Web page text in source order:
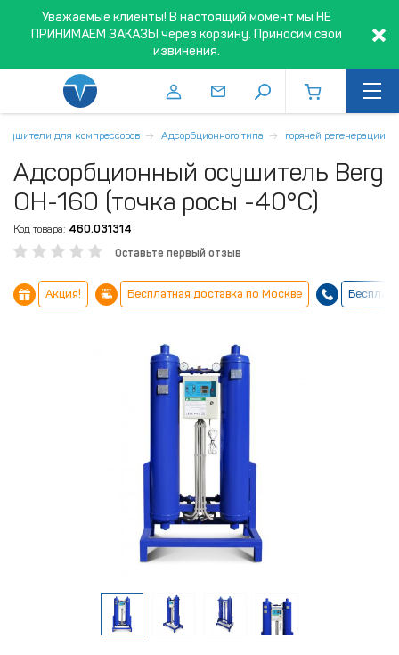
Уважаемые клиенты! В настоящий момент мы НЕ
ПРИНИМАЕМ ЗАКАЗЫ через корзину. Приносим свои
извинения.
для компрессоров Адсорбционного типа горячей регенерации
Адсорбционный осушитель Berg
ОН-160 (точка росы -40°С)
Код товара: 460.031314
Оставьте первый отзыв
Акция! Бесплатная доставка по Москве